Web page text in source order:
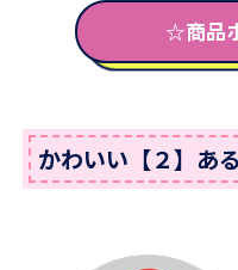
☆商品
かわいい【２】あ